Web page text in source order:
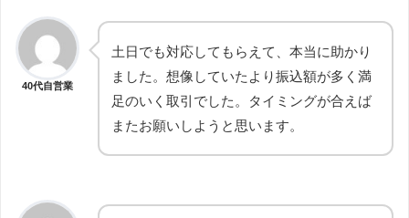
40代自営業
土日でも対応してもらえて、本当に助かり
ました。想像していたより振込額が多く満
足のいく取引でした。タイミングが合えば
またお願いしようと思います。